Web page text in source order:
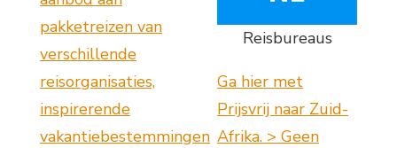
pakketreizen van
verschillende
reisorganisaties,
inspirerende
vakantiebestemmingen
Reisbureaus
Ga hier met
Prijsvrij naar Zuid-
Afrika. > Geen